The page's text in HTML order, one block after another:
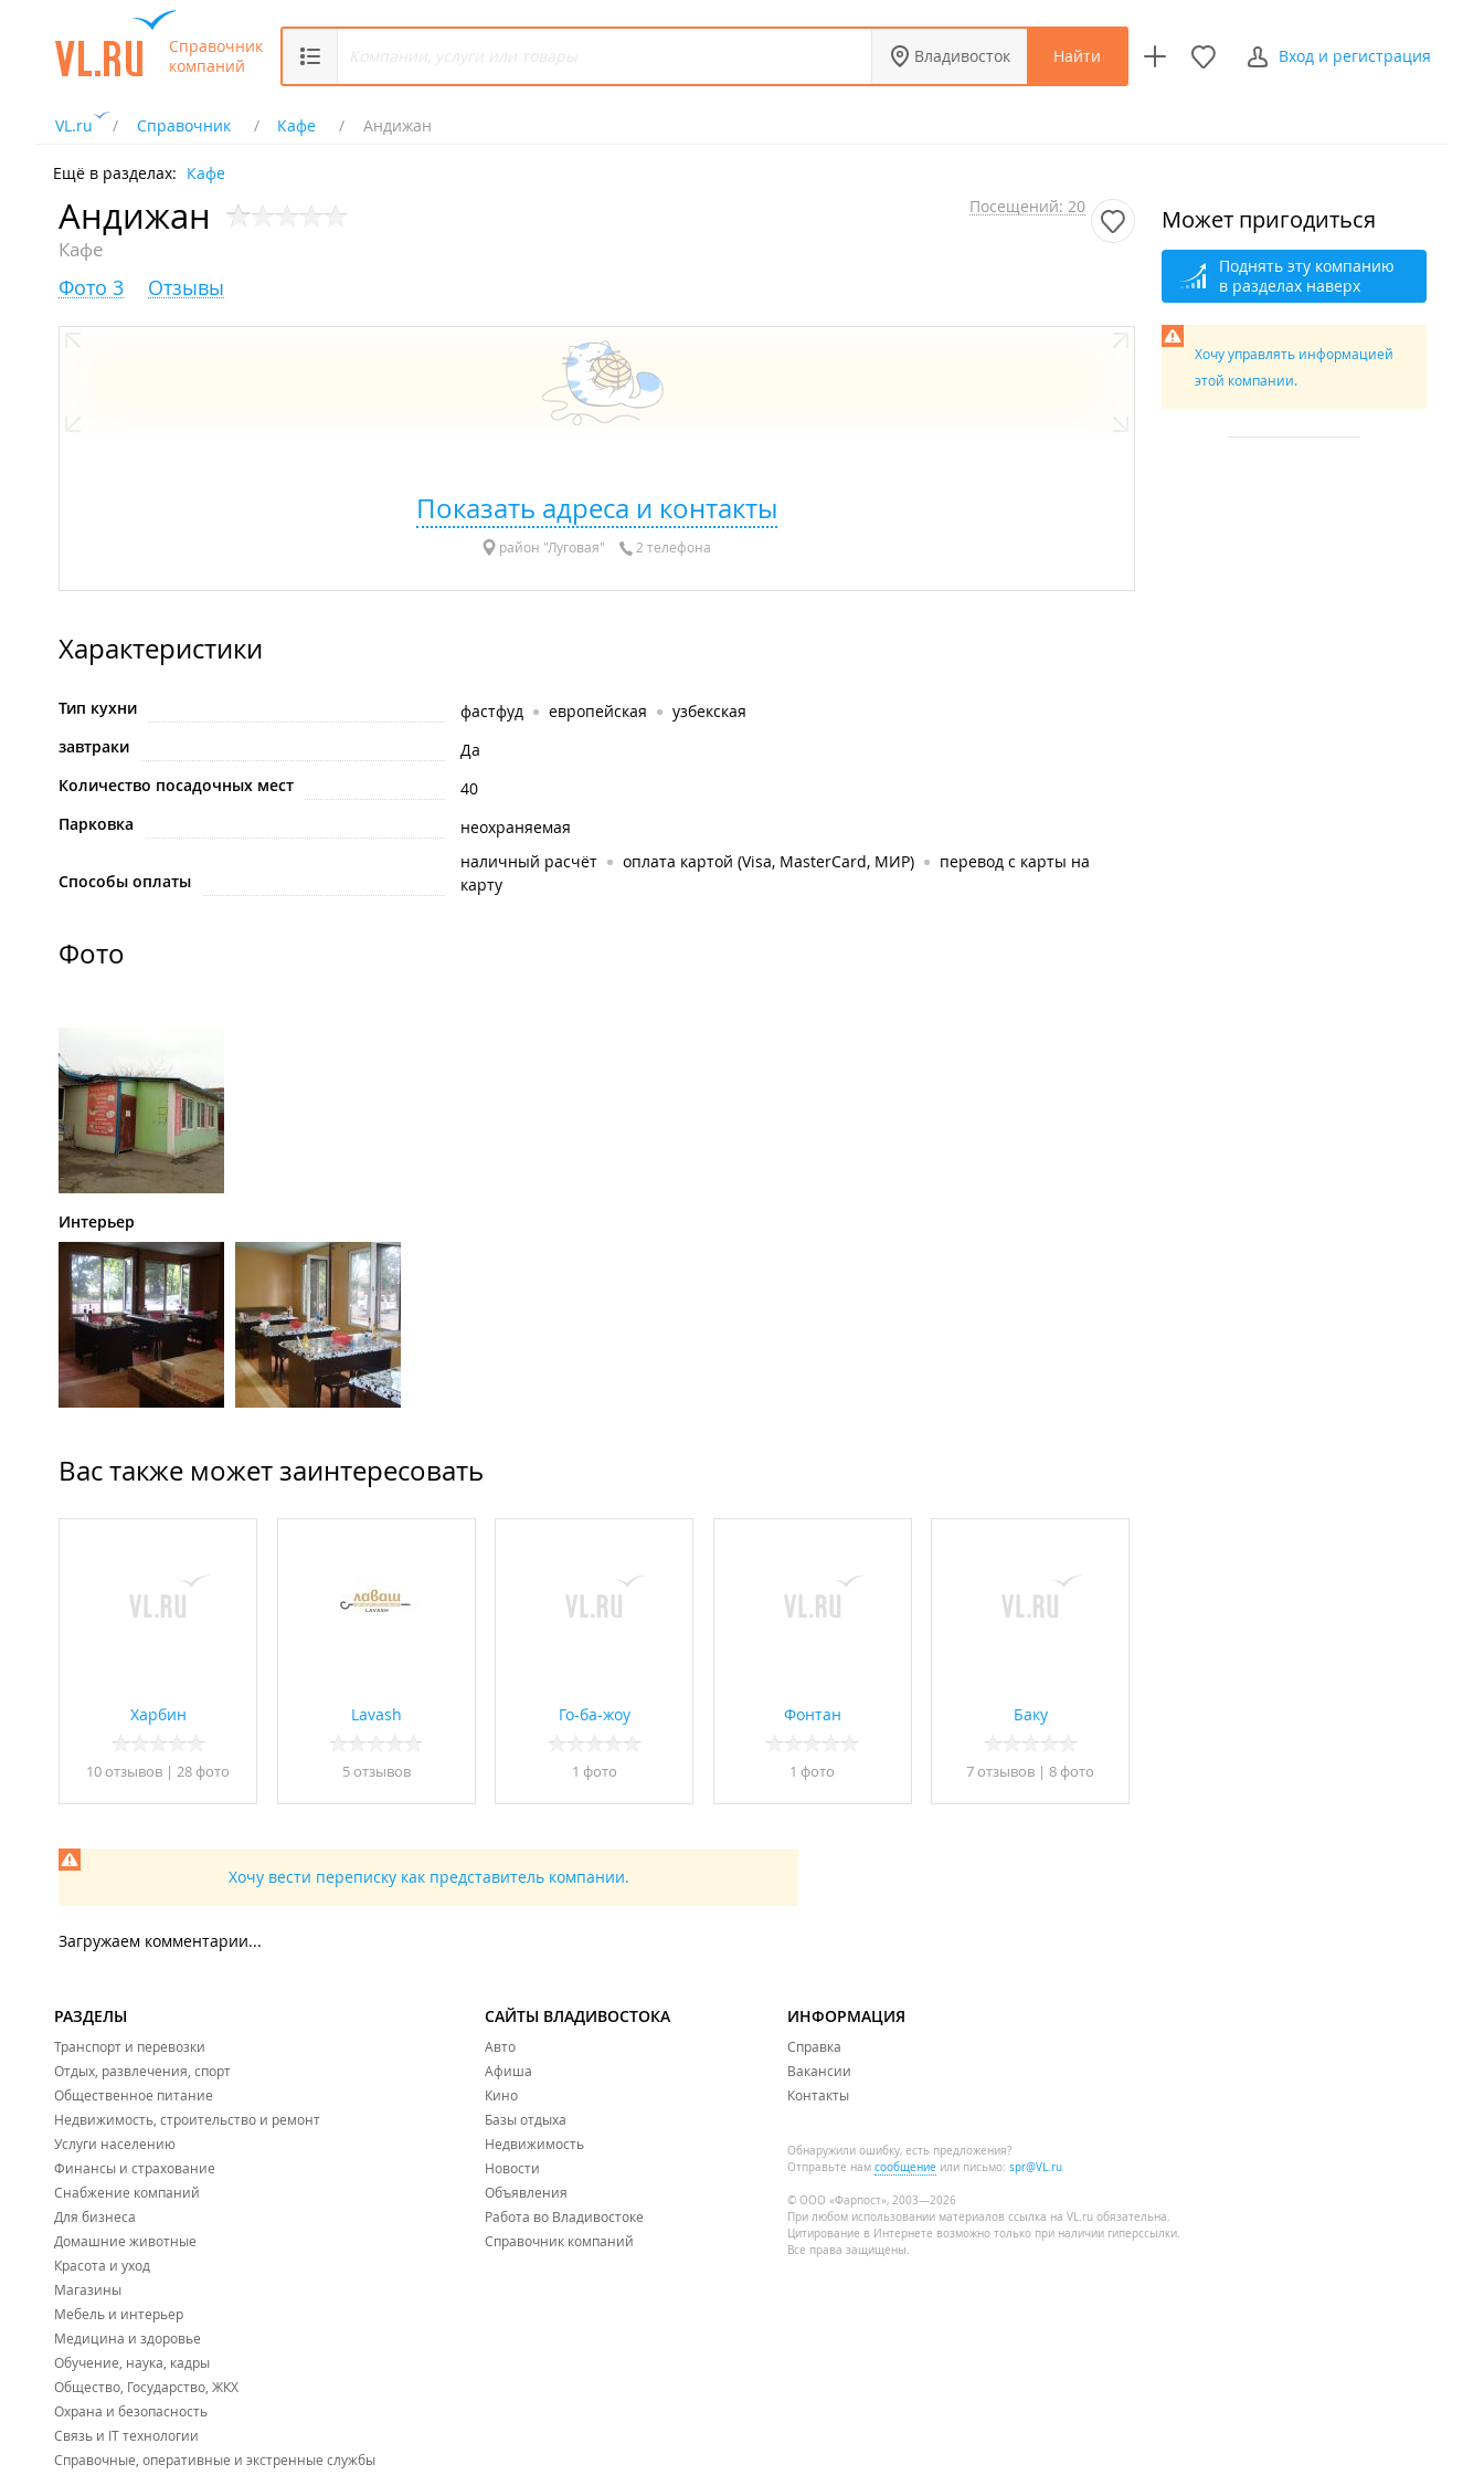
Справочник
компаний
Владивосток Найти Вход и регистрация
VL.ru Справочник Кафе Андижан
Ещё в разделах: Кафе
Андижан
Кафе
Посещений: 20
Фото 3 Отзывы
Показать адреса и контакты
район "Луговая" 2 телефона
Характеристики
Тип кухни фастфуд европейская
узбекская
завтраки
Да
Количество посадочных мест
40
Парковка
неохраняемая
Способы оплаты
наличный расчёт оплата картой (Visa, MasterCard, МИР)
перевод с карты на
карту
Фото
Интерьер
Вас также может заинтересовать
Харбин
10 отзывов | 28 фото
Lavash
5 отзывов
Го-ба-жоу
1 фото
Фонтан
1 фото
Баку
7 отзывов | 8 фото
Хочу вести переписку как представитель компании.
Загружаем комментарии...
Может пригодиться
Поднять эту компанию
в разделах наверх
Хочу управлять информацией
этой компании.
РАЗДЕЛЫ
Транспорт и перевозки
Отдых, развлечения, спорт
Общественное питание
Недвижимость, строительство и ремонт
Услуги населению
Финансы и страхование
Снабжение компаний
Для бизнеса
Домашние животные
Красота и уход
Магазины
Мебель и интерьер
Медицина и здоровье
Обучение, наука, кадры
Общество, Государство, ЖКХ
Охрана и безопасность
Связь и IT технологии
Справочные, оперативные и экстренные службы
САЙТЫ ВЛАДИВОСТОКА
Авто
Афиша
Кино
Базы отдыха
Недвижимость
Новости
Объявления
Работа во Владивостоке
Справочник компаний
ИНФОРМАЦИЯ
Справка
Вакансии
Контакты
Обнаружили ошибку, есть предложения?
Отправьте нам сообщение или письмо: spr@VL.ru
© ООО «Фарпост», 2003—2026
При любом использовании материалов ссылка на VL.ru обязательна.
Цитирование в Интернете возможно только при наличии гиперссылки.
Все права защищены.